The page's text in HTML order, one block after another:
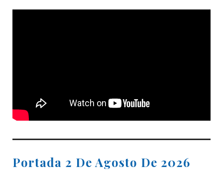
Portada 2 De Agosto De 2026